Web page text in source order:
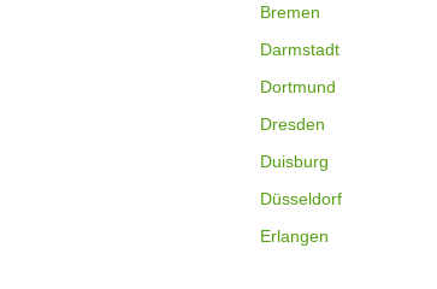
Bremen
Darmstadt
Dortmund
Dresden
Duisburg
Düsseldorf
Erlangen